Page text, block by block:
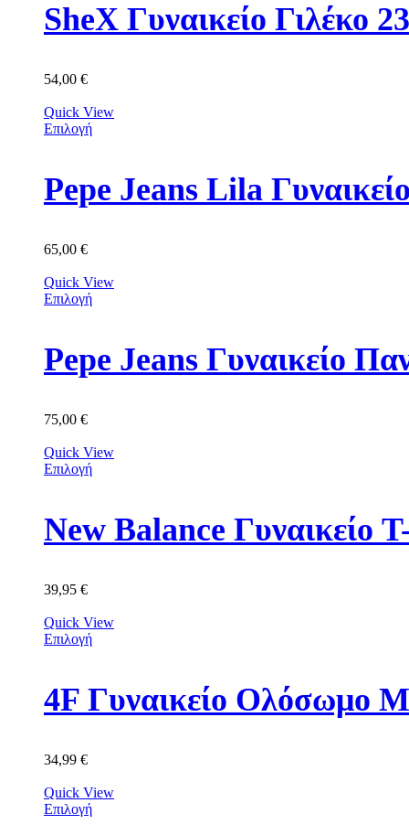
SheX Γυναικείο Γιλέκο
54,00 €
Quick View
Επιλογή
Pepe Jeans Lila
65,00 €
Quick View
Επιλογή
Pepe Jeans Γυναικείο
75,00 €
Quick View
Επιλογή
New Balance Γυναικείο
39,95 €
Quick View
Επιλογή
4F Γυναικείο Ολόσωμο
34,99 €
Quick View
Επιλογή